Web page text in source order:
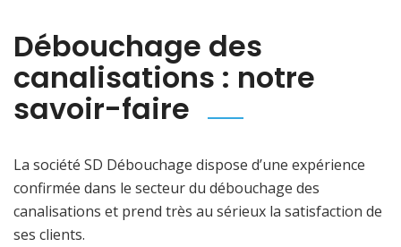
Débouchage des
canalisations : notre
savoir-faire
La société SD Débouchage dispose d’une expérience
confirmée dans le secteur du débouchage des
canalisations et prend très au sérieux la satisfaction de
ses clients.